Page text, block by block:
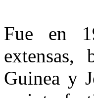
Fue en
extensas,
Guinea y